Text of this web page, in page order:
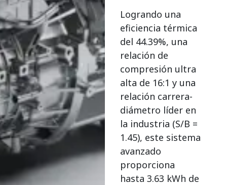
Logrando una
eficiencia térmica
del 44.39%, una
relación de
compresión ultra
alta de 16:1 y una
relación carrera-
diámetro líder en
la industria (S/B =
1.45), este sistema
avanzado
proporciona
hasta 3.63 kWh de